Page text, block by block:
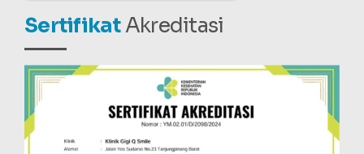
SertifikatAkreditasi